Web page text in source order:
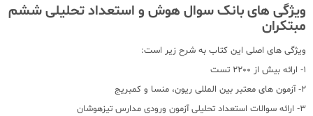
ویژگی های بانک سوال هوش و استعداد تحلیلی ششم
مبتکران
ویژگی های اصلی این کتاب به شرح زیر است:
1- ارائه بیش از 2200 تست
2- آزمون های معتبر بین المللی ریون، منسا و کمبریج
3- ارائه سوالات استعداد تحلیلی آزمون ورودی مدارس تیزهوشان